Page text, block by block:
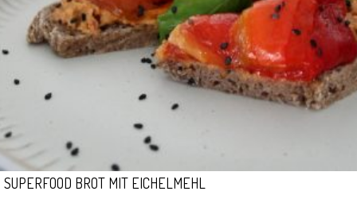
SUPERFOOD BROT MIT EICHELMEHL